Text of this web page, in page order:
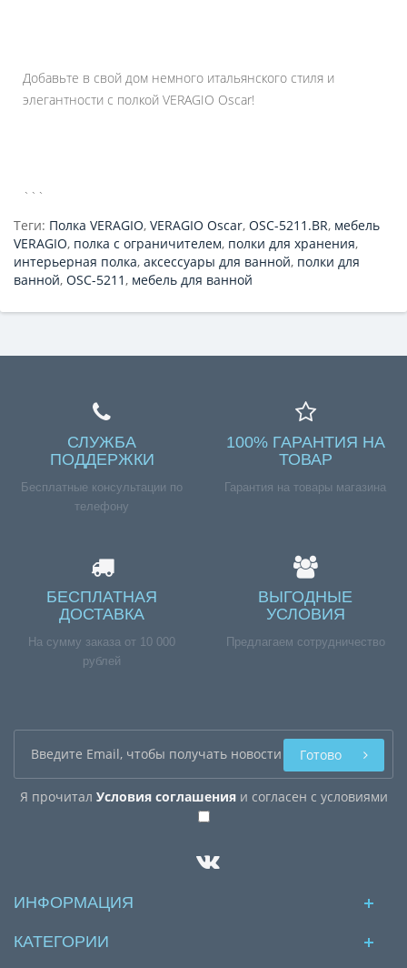
Добавьте в свой дом немного итальянского стиля и
элегантности с полкой VERAGIO Oscar!
```
Теги: Полка VERAGIO, VERAGIO Oscar, OSC-5211.BR, мебель
VERAGIO, полка с ограничителем, полки для хранения,
интерьерная полка, аксессуары для ванной, полки для
ванной, OSC-5211, мебель для ванной
СЛУЖБА
ПОДДЕРЖКИ
Бесплатные консультации по
телефону
100% ГАРАНТИЯ НА
ТОВАР
Гарантия на товары магазина
БЕСПЛАТНАЯ
ДОСТАВКА
На сумму заказа от 10 000
рублей
ВЫГОДНЫЕ
УСЛОВИЯ
Предлагаем сотрудничество
Я прочитал Условия соглашенияи согласен с условиями
Готово
ИНФОРМАЦИЯ
КАТЕГОРИИ